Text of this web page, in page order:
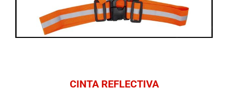
CINTA REFLECTIVA